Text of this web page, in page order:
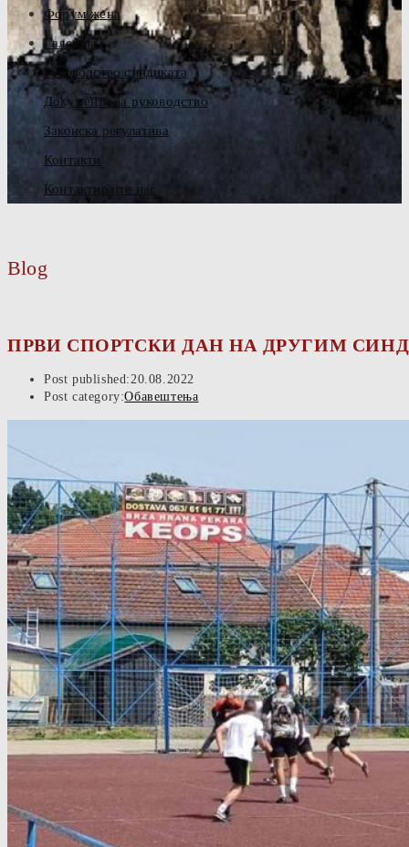
Форум жена
Галерија
Руководство синдиката
Документа за руководство
Законска регулатива
Контакти
Контактирајте нас
Blog
ПРВИ СПОРТСКИ ДАН НА ДРУГИМ
Post published:20.08.2022
Post category:Обавештења